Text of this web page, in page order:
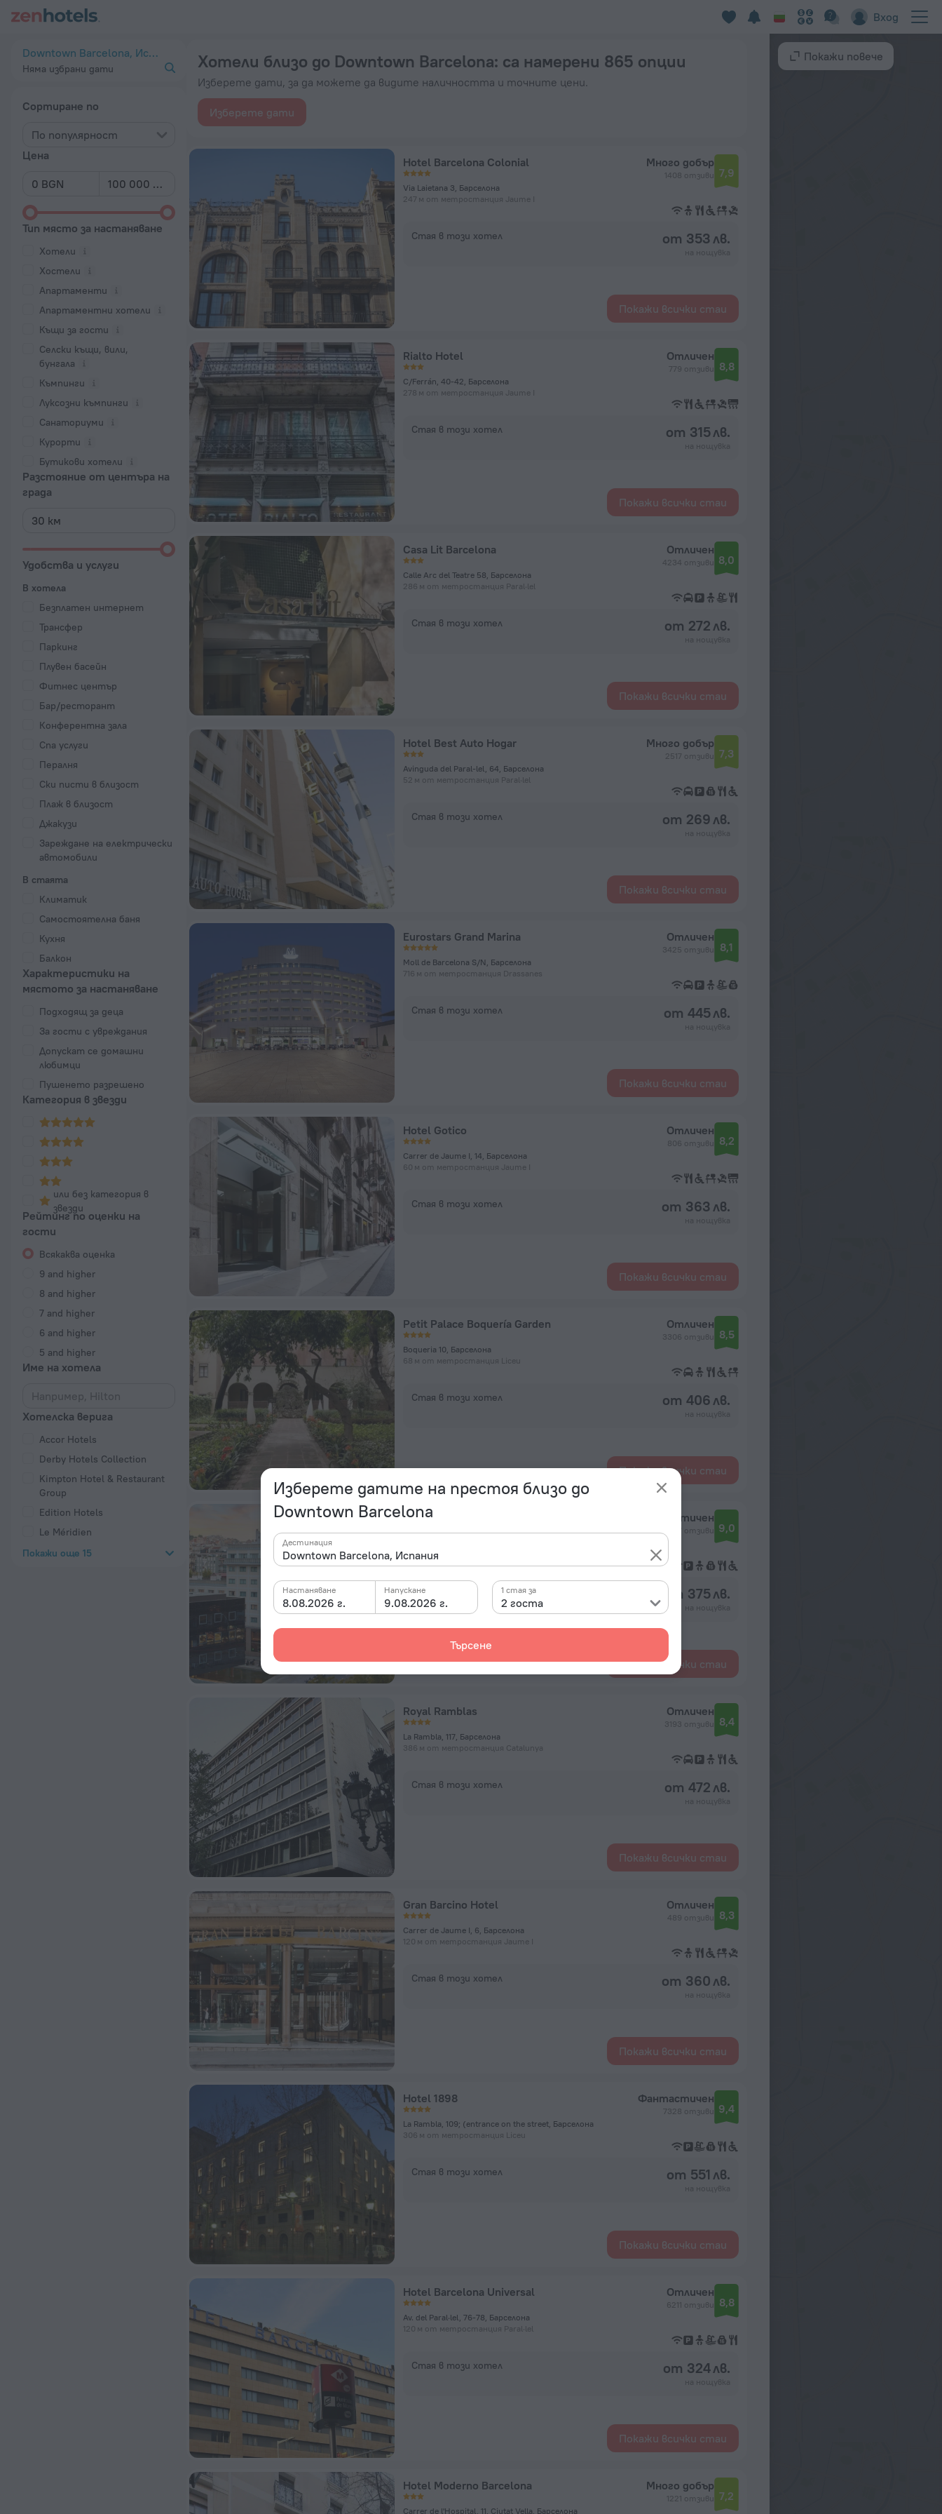
Вход
Изберете датите на престоя близо до
Downtown Barcelona
Дестинация
8.08.2026 г.
Настаняване
9.08.2026 г.
Напускане
2 госта
1 стая за
Търсене
Downtown Barcelona, Испания
Няма избрани дати
Сортиране по
По популярност
Цена
Тип място за настаняване
Хотели
Хостели
Апартаменти
Апартаментни хотели
Къщи за гости
Селски къщи, вили,
бунгала
Къмпинги
Луксозни къмпинги
Санаториуми
Курорти
Бутикови хотели
Разстояние от центъра на
града
Удобства и услуги
В хотела
Безплатен интернет
Трансфер
Паркинг
Плувен басейн
Фитнес център
Бар/ресторант
Конферентна зала
Спа услуги
Пералня
Ски писти в близост
Плаж в близост
Джакузи
Зареждане на електрически
автомобили
В стаята
Климатик
Самостоятелна баня
Кухня
Балкон
Характеристики на
мястото за настаняване
Подходящ за деца
За гости с увреждания
Допускат се домашни
любимци
Пушенето разрешено
Категория в звезди
или без категория в
звезди
Рейтинг по оценки на
гости
Всякаква оценка
9 and higher
8 and higher
7 and higher
6 and higher
5 and higher
Име на хотела
Хотелска верига
Accor Hotels
Derby Hotels Collection
Kimpton Hotel & Restaurant
Group
Edition Hotels
Le Méridien
Покажи още 15
Хотели близо до Downtown Barcelona: са намерени 865 опции
Изберете дати, за да можете да видите наличността и точните цени.
Изберете дати
Hotel Barcelona Colonial
Via Laietana 3, Барселона
247 м от метростанция Jaume I
Много добър
1408 отзиви 7,9
Стая в този хотел от 353 лв.
Покажи всички стаи
Rialto Hotel
C/Ferrán, 40-42, Барселона
278 м от метростанция Jaume I
Отличен
779 отзиви 8,8
Стая в този хотел от 315 лв.
Покажи всички стаи
Casa Lit Barcelona
Calle Arc del Teatre 58, Барселона
286 м от метростанция Paral·lel
Отличен
4234 отзиви 8,0
Стая в този хотел от 272 лв.
Покажи всички стаи
Hotel Best Auto Hogar
Avinguda del Paral-lel, 64, Барселона
52 м от метростанция Paral·lel
Много добър
2517 отзиви 7,3
Стая в този хотел от 269 лв.
Покажи всички стаи
Eurostars Grand Marina
Moll de Barcelona S/N, Барселона
716 м от метростанция Drassanes
Отличен
3425 отзиви 8,1
Стая в този хотел от 445 лв.
Покажи всички стаи
Hotel Gotico
Carrer de Jaume I, 14, Барселона
60 м от метростанция Jaume I
Отличен
806 отзиви 8,2
Стая в този хотел от 363 лв.
Покажи всички стаи
Petit Palace Boquería Garden
Boqueria 10, Барселона
68 м от метростанция Liceu
Отличен
3306 отзиви 8,5
Стая в този хотел от 406 лв.
Покажи всички стаи
INNSiDE by Melia Barcelona Apolo Hotel
78 м от метростанция Paral·lel
Фантастичен
527 отзиви 9,0
Стая в този хотел от 375 лв.
Покажи всички стаи
Royal Ramblas
La Rambla, 117, Барселона
386 м от метростанция Catalunya
Отличен
3193 отзиви 8,4
Стая в този хотел от 472 лв.
Покажи всички стаи
Gran Barcino Hotel
Carrer de Jaume I, 6, Барселона
120 м от метростанция Jaume I
Отличен
489 отзиви 8,3
Стая в този хотел от 360 лв.
Покажи всички стаи
Hotel 1898
La Rambla, 109; (entrance on the street, Барселона
306 м от метростанция Liceu
Фантастичен
7328 отзиви 9,4
Стая в този хотел от 551 лв.
Покажи всички стаи
Hotel Barcelona Universal
Av. del Paral·lel, 76-78, Барселона
120 м от метростанция Paral·lel
Отличен
6211 отзиви 8,8
Стая в този хотел от 324 лв.
Покажи всички стаи
Hotel Moderno Barcelona
Carrer de l'Hospital, 11, Ciutat Vella, Барселона
Много добър
1221 отзиви 7,2
Покажи повече
20-те най-добри Хотели близо до Downtown Barcelona 2026 от 269 лв. – Резервирайте сега на ZenHotels.com